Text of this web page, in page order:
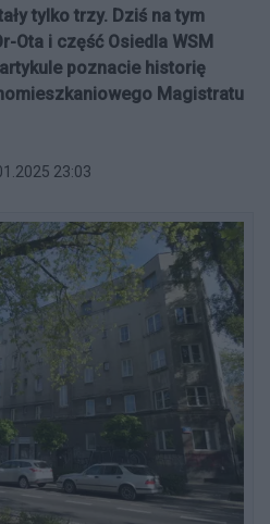
tylko trzy. Dziś na tym
Ota i część Osiedla WSM
poznacie historię
Magistratu
23:03